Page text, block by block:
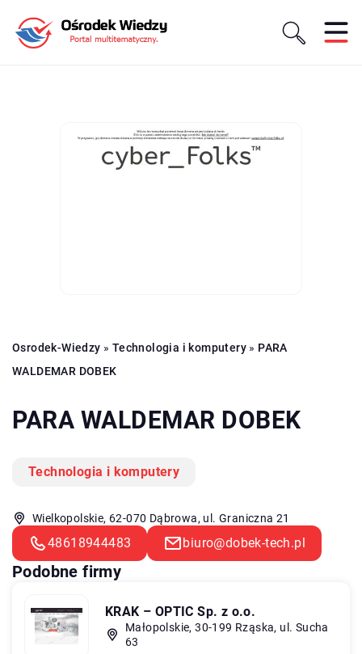
Osrodek-Wiedzy » Technologia i komputery » PARA
WALDEMAR DOBEK
PARA WALDEMAR DOBEK
Technologia i komputery
Wielkopolskie, 62-070 Dąbrowa, ul. Graniczna 21
48618944483 biuro@dobek-tech.pl
Podobne firmy
KRAK – OPTIC Sp. z o.o.
Małopolskie, 30-199 Rząska, ul. Sucha
63